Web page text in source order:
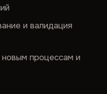
и валидация
процессам и